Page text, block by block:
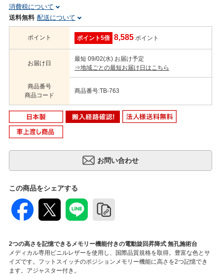
消費税について
送料無料 配送について
ポイント ポイント5倍 8,585 ポイント
お届け日
最短 09/02(水) お届け予定
⇒地域ごとの最短お届け日はこちら
商品番号
商品コード
商品番号:TB-763
この商品をシェアする
2つの高さを記憶できるメモリー機能付きの電動旋回昇降式 無孔施術台
メディカル専用ビニルレザーを使用し、国際品質規格を取得。豊富な色とサ
イズです。フットスイッチのポジションメモリー機能に高さを2つ記憶でき
ます。アジャスター付き。